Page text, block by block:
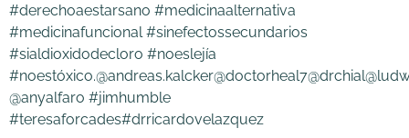
#derechoaestarsano #medicinaalternativa
#medicinafuncional #sinefectossecundarios
#sialdioxidodecloro #noeslejía
@anyalfaro #jimhumble
#teresaforcades#drricardovelazquez